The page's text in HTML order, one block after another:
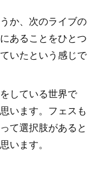
か、次のライブの
あることをひとつ
いたという感じで
している世界で
います。フェスも
て選択肢があると
います。